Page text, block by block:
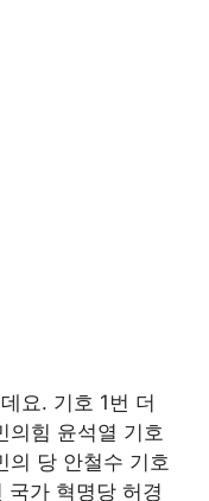
요. 기호 1번 더
의힘 윤석열 기호
의 당 안철수 기호
가 혁명당 허경